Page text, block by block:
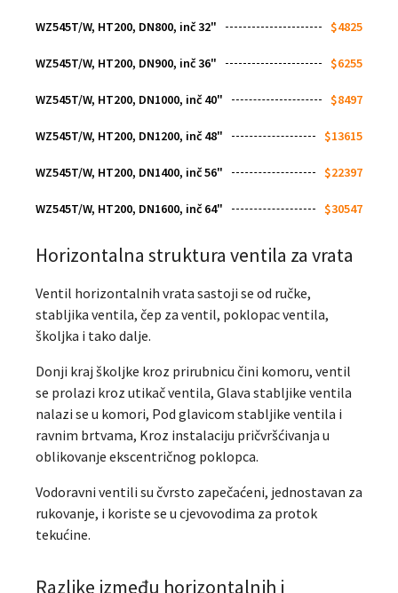
WZ545T/W, HT200, DN800, inč 32" $4825
WZ545T/W, HT200, DN900, inč 36" $6255
WZ545T/W, HT200, DN1000, inč 40" $8497
WZ545T/W, HT200, DN1200, inč 48" $13615
WZ545T/W, HT200, DN1400, inč 56" $22397
WZ545T/W, HT200, DN1600, inč 64" $30547
Horizontalna struktura ventila za vrata
Ventil horizontalnih vrata sastoji se od ručke,
stabljika ventila, čep za ventil, poklopac ventila,
školjka i tako dalje.
Donji kraj školjke kroz prirubnicu čini komoru, ventil
se prolazi kroz utikač ventila, Glava stabljike ventila
nalazi se u komori, Pod glavicom stabljike ventila i
ravnim brtvama, Kroz instalaciju pričvršćivanja u
oblikovanje ekscentričnog poklopca.
Vodoravni ventili su čvrsto zapečaćeni, jednostavan za
rukovanje, i koriste se u cjevovodima za protok
tekućine.
Razlike između horizontalnih i